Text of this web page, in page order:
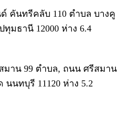
คันทรีคลับ 110 ตำบล บางคู
มธานี 12000 ห่าง 6.4
มาน 99 ตําบล, ถนน ศรีสมาน
นนทบุรี 11120 ห่าง 5.2